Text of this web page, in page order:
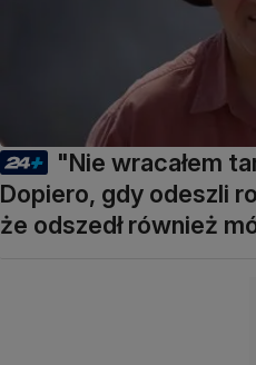
"Nie wracałem
Dopiero, gdy odeszli
że odszedł również